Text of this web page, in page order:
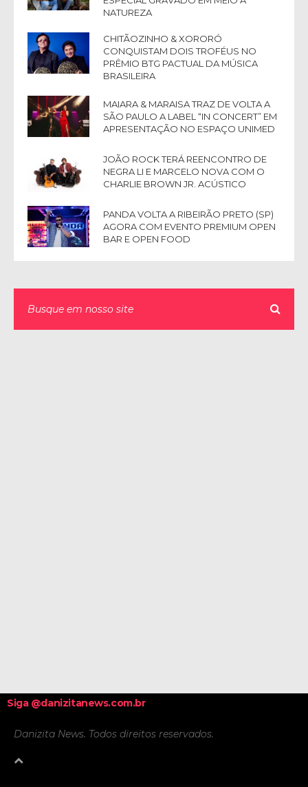
NATUREZA
CHITÃOZINHO & XORORÓ
CONQUISTAM DOIS TROFÉUS NO
PRÊMIO BTG PACTUAL DA MÚSICA
BRASILEIRA
MAIARA & MARAISA TRAZ DE VOLTA A
SÃO PAULO A LABEL “IN CONCERT” EM
APRESENTAÇÃO NO ESPAÇO UNIMED
JOÃO ROCK TERÁ REENCONTRO DE
NEGRA LI E MARCELO NOVA COM O
CHARLIE BROWN JR. ACÚSTICO
PANDA VOLTA A RIBEIRÃO PRETO (SP)
AGORA COM EVENTO PREMIUM OPEN
BAR E OPEN FOOD
Siga @danizitanews.com.br
Danizita News. Todos direitos reservados.